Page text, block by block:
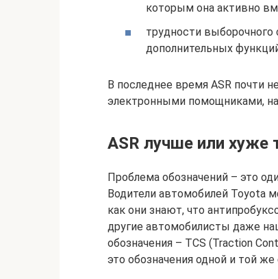
которым она активно
трудности
дополнительных
В последнее время ASR почти
электронными помощниками,
ASR лучше или хуже
Проблема обозначений – это
Водители автомобилей Toyota
как они знают, что
другие автомобилисты даже
обозначения – TCS (Traction
это обозначения одной и той